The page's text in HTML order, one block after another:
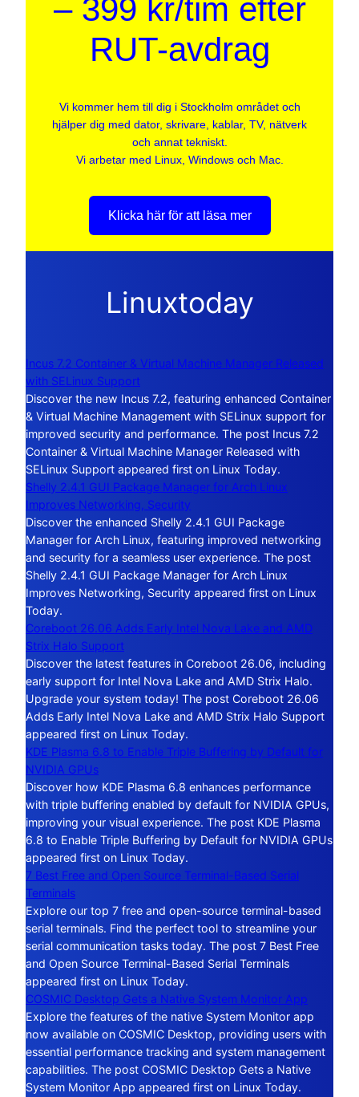
– 399 kr/tim efter
RUT-avdrag
Vi kommer hem till dig i Stockholm området och
hjälper dig med dator, skrivare, kablar, TV, nätverk
och annat tekniskt.
Vi arbetar med Linux, Windows och Mac.
Klicka här för att läsa mer
Linuxtoday
Incus 7.2 Container & Virtual Machine Manager Released
with SELinux Support
Discover the new Incus 7.2, featuring enhanced Container
& Virtual Machine Management with SELinux support for
improved security and performance. The post Incus 7.2
Container & Virtual Machine Manager Released with
SELinux Support appeared first on Linux Today.
Shelly 2.4.1 GUI Package Manager for Arch Linux
Improves Networking, Security
Discover the enhanced Shelly 2.4.1 GUI Package
Manager for Arch Linux, featuring improved networking
and security for a seamless user experience. The post
Shelly 2.4.1 GUI Package Manager for Arch Linux
Improves Networking, Security appeared first on Linux
Today.
Coreboot 26.06 Adds Early Intel Nova Lake and AMD
Strix Halo Support
Discover the latest features in Coreboot 26.06, including
early support for Intel Nova Lake and AMD Strix Halo.
Upgrade your system today! The post Coreboot 26.06
Adds Early Intel Nova Lake and AMD Strix Halo Support
appeared first on Linux Today.
KDE Plasma 6.8 to Enable Triple Buffering by Default for
NVIDIA GPUs
Discover how KDE Plasma 6.8 enhances performance
with triple buffering enabled by default for NVIDIA GPUs,
improving your visual experience. The post KDE Plasma
6.8 to Enable Triple Buffering by Default for NVIDIA GPUs
appeared first on Linux Today.
7 Best Free and Open Source Terminal-Based Serial
Terminals
Explore our top 7 free and open-source terminal-based
serial terminals. Find the perfect tool to streamline your
serial communication tasks today. The post 7 Best Free
and Open Source Terminal-Based Serial Terminals
appeared first on Linux Today.
COSMIC Desktop Gets a Native System Monitor App
Explore the features of the native System Monitor app
now available on COSMIC Desktop, providing users with
essential performance tracking and system management
capabilities. The post COSMIC Desktop Gets a Native
System Monitor App appeared first on Linux Today.